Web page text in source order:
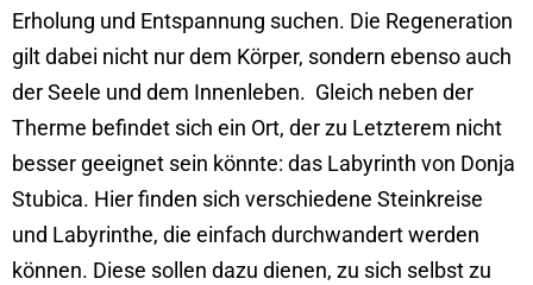
Erholung und Entspannung suchen. Die Regeneration
gilt dabei nicht nur dem Körper, sondern ebenso auch
der Seele und dem Innenleben. Gleich neben der
Therme befindet sich ein Ort, der zu Letzterem nicht
besser geeignet sein könnte: das Labyrinth von Donja
Stubica. Hier finden sich verschiedene Steinkreise
und Labyrinthe, die einfach durchwandert werden
können. Diese sollen dazu dienen, zu sich selbst zu